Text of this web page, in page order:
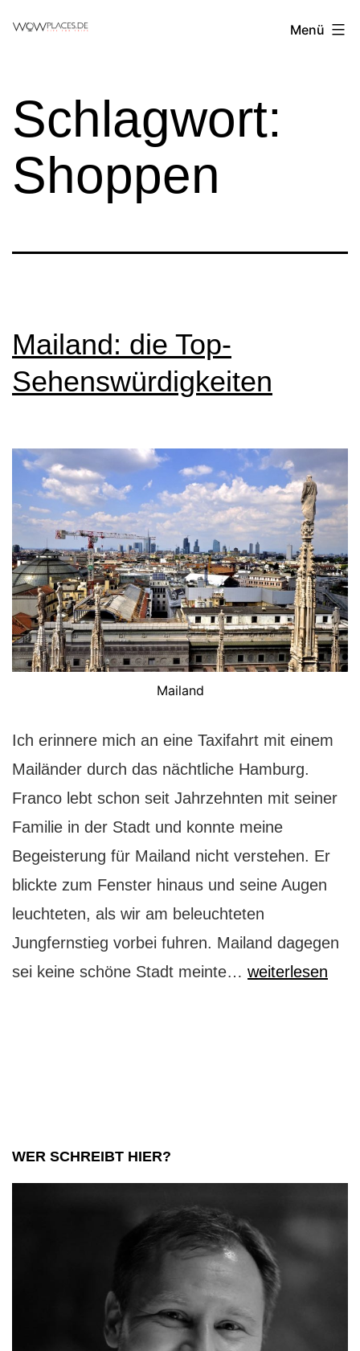
Reiseblog
Menü
Schlagwort:
Shoppen
Mailand: die Top-
Sehenswürdigkeiten
Mailand
Ich erinnere mich an eine Taxifahrt mit einem
Mailänder durch das nächtliche Hamburg.
Franco lebt schon seit Jahrzehnten mit seiner
Familie in der Stadt und konnte meine
Begeisterung für Mailand nicht verstehen. Er
blickte zum Fenster hinaus und seine Augen
leuchteten, als wir am beleuchteten
Jungfernstieg vorbei fuhren. Mailand dagegen
sei keine schöne Stadt meinte… Mailand:
weiterlesen
WER SCHREIBT HIER?